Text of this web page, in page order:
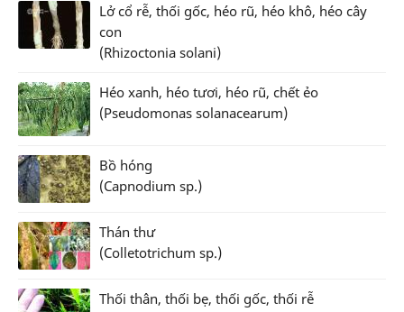
Lở cổ rễ, thối gốc, héo rũ, héo khô, héo cây
con
(Rhizoctonia solani)
Héo xanh, héo tươi, héo rũ, chết ẻo
(Pseudomonas solanacearum)
Bồ hóng
(Capnodium sp.)
Thán thư
(Colletotrichum sp.)
Thối thân, thối bẹ, thối gốc, thối rễ